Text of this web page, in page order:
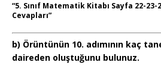
“5. Sınıf Matematik Kitabı Sayfa 22-23-
Cevapları”
b) Örüntünün 10. adımının kaç
daireden oluştuğunu bulunuz.